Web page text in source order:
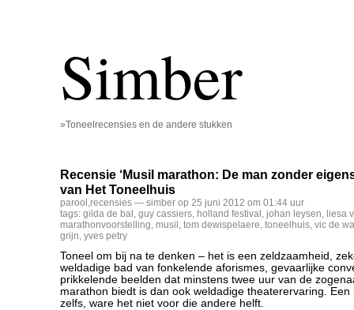
Simber
»Toneelrecensies en de andere stukken
Recensie ‘Musil marathon: De man zonder
van Het Toneelhuis
parool ,recensies — simber op 25 juni 2012 om 01:44 uur
tags: gilda de bal , guy cassiers, holland festival , johan leysen, liesa
marathonvoorstelling, musil , tom dewispelaere, toneelhuis, vic de
grijn, yves petry
Toneel om bij na te denken ­– het is een zeldzaamheid,
weldadige bad van fonkelende aforismes, gevaarlijke
prikkelende beelden dat minstens twee uur van de
marathon biedt is dan ook weldadige theaterervaring. Een
zelfs, ware het niet voor die andere helft.